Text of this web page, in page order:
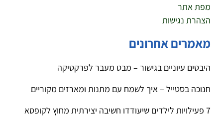
מפת אתר
הצהרת נגישות
מאמרים אחרונים
היבטים עיוניים בגישור – מבט מעבר לפרקטיקה
חנוכה בסטייל – איך לשמח עם מתנות ומארזים מקוריים
7 פעילויות לילדים שיעודדו חשיבה יצירתית מחוץ לקופסא